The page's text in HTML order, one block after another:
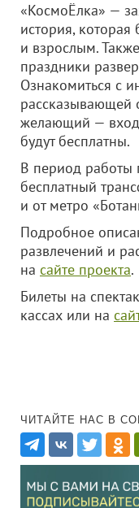
«КосмоЁлка» —
история, которая
и взрослым.
праздники
Ознакомиться с
рассказывающей
желающий — вход
будут бесплатны.
В период работы
бесплатный
и от метро
Подробное
развлечений и
на сайте проекта.
Билеты на
кассах или на
ЧИТАЙТЕ НАС В